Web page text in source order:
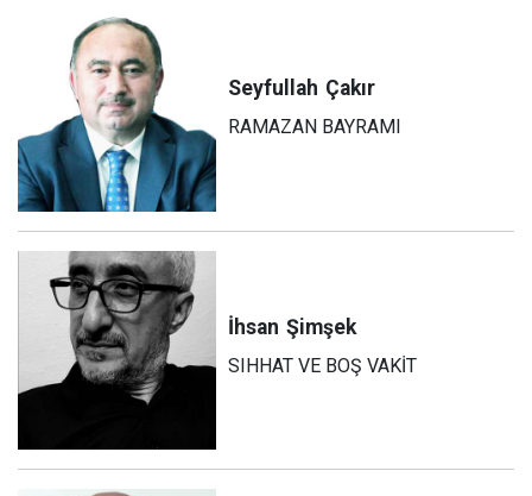
Seyfullah Çakır
RAMAZAN BAYRAMI
İhsan Şimşek
SIHHAT VE BOŞ VAKİT